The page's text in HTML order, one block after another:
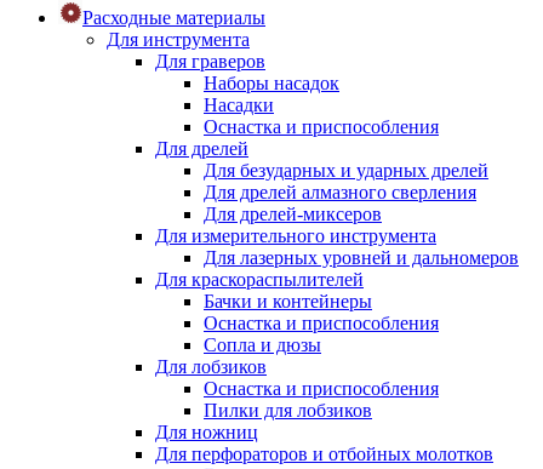
Расходные материалы
Для инструмента
Для граверов
Наборы насадок
Насадки
Оснастка и приспособления
Для дрелей
Для безударных и ударных дрелей
Для дрелей алмазного сверления
Для дрелей-миксеров
Для измерительного инструмента
Для лазерных уровней и дальномеров
Для краскораспылителей
Бачки и контейнеры
Оснастка и приспособления
Сопла и дюзы
Для лобзиков
Оснастка и приспособления
Пилки для лобзиков
Для ножниц
Для перфораторов и отбойных молотков